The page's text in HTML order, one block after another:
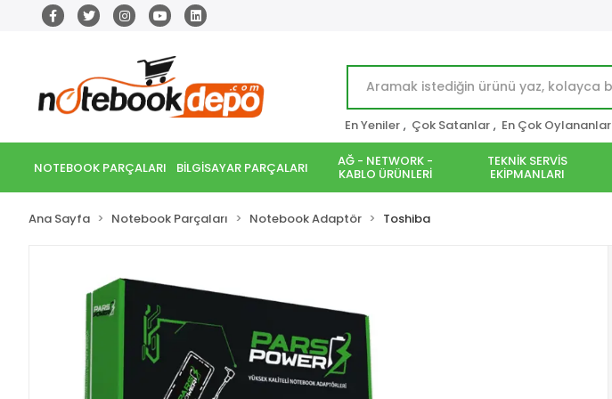
En Yeniler , Çok Satanlar , En Çok Oylananlar
NOTEBOOK PARÇALARI BİLGİSAYAR PARÇALARI AĞ - NETWORK -
KABLO ÜRÜNLERİ
TEKNİK SERVİS
EKİPMANLARI
Ana Sayfa Notebook Parçaları Notebook Adaptör Toshiba